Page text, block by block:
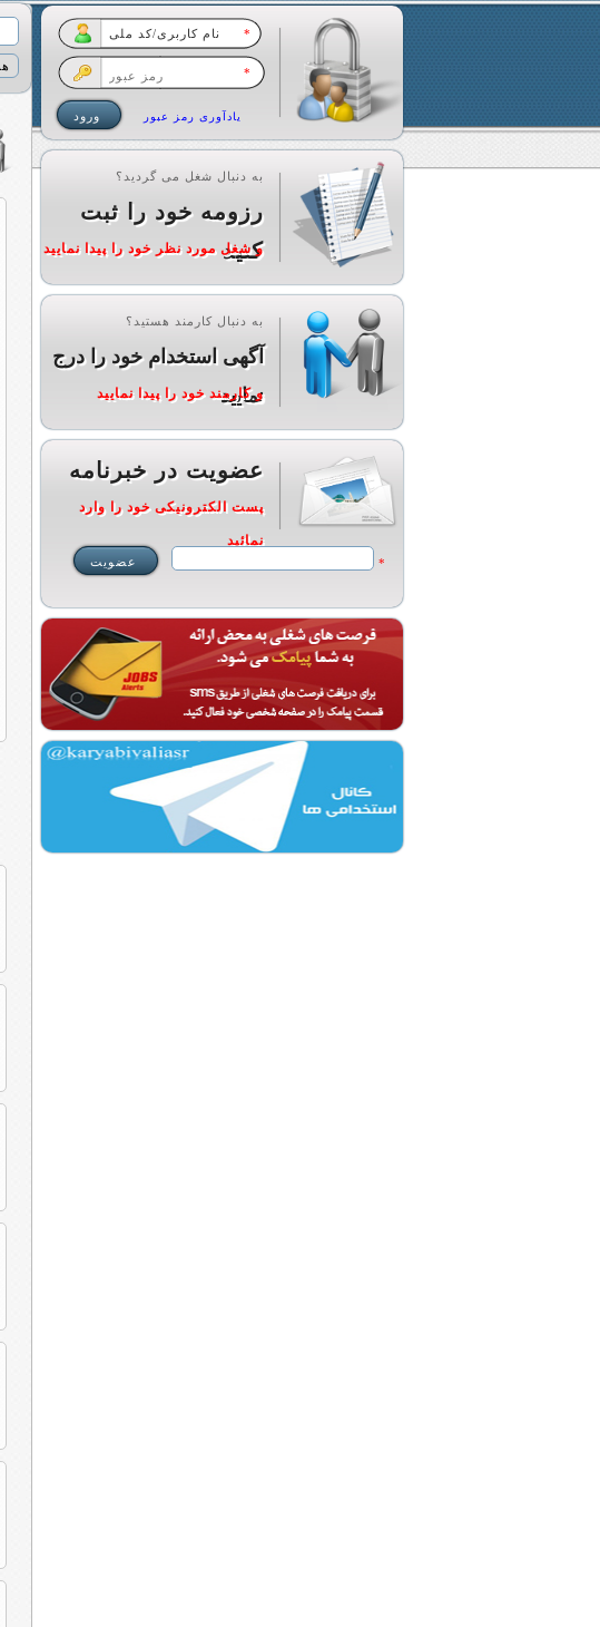
*
*
یادآوری رمز عبور
به دنبال شغل می گردید؟
رزومه خود را ثبت
کنید
و شغل مورد نظر خود را پیدا نمایید
به دنبال کارمند هستید؟
آگهی استخدام خود را درج
نمایید
و کارمند خود را پیدا نمایید
عضویت در خبرنامه
پست الکترونیکی خود را وارد
نمائید
*